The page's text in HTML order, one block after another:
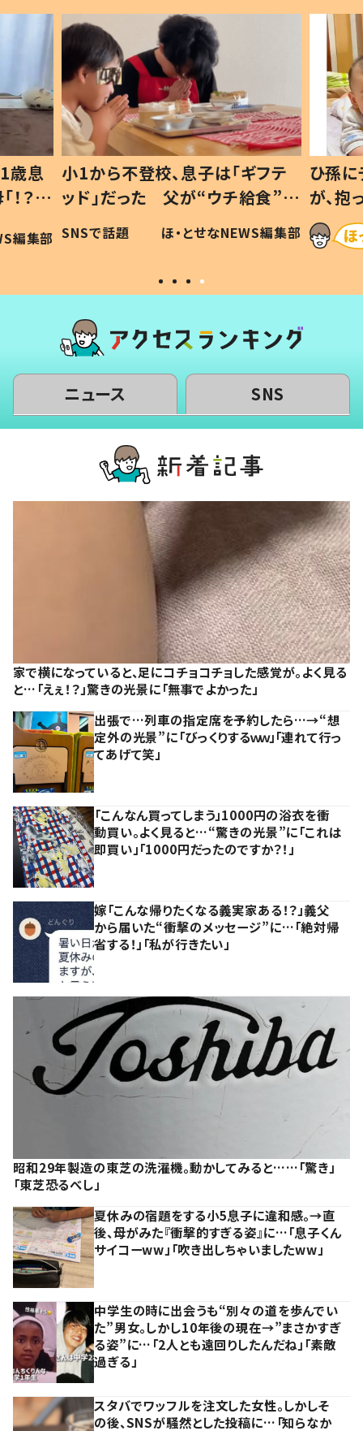
歳息
？」
編集部
小1から不登校、息子は「ギフテ
ッド」だった 父が“ウチ給食”を
作り続ける理由とは #令和の親
#令和の子
SNSで話題 ほ・とせなNEWS編集部
ひ孫
が、
「涙が
い」
ニュース SNS
家で横になっていると、足にコチョコチョした感覚が。よく見る
と…「えぇ！？」驚きの光景に「無事でよかった」
出張で…列車の指定席を予約したら…→“想
定外の光景”に「びっくりするｗｗ」「連れて行っ
てあげて笑」
「こんなん買ってしまう」1000円の浴衣を衝
動買い。よく見ると…“驚きの光景”に「これは
即買い」「1000円だったのですか？！」
嫁「こんな帰りたくなる義実家ある！？」義父
から届いた“衝撃のメッセージ”に…「絶対帰
省する！」「私が行きたい」
昭和29年製造の東芝の洗濯機。動かしてみると……「驚き」
「東芝恐るべし」
夏休みの宿題をする小5息子に違和感。→直
後、母がみた『衝撃的すぎる姿』に…「息子くん
サイコーww」「吹き出しちゃいましたww」
中学生の時に出会うも“別々の道を歩んでい
た”男女。しかし10年後の現在→”まさかすぎ
る姿”に…「2人とも遠回りしたんだね」「素敵
過ぎる」
スタバでワッフルを注文した女性。しかしそ
の後、SNSが騒然とした投稿に…「知らなか